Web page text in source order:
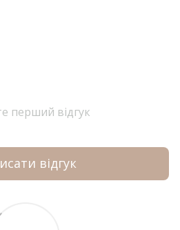
перший відгук
відгук